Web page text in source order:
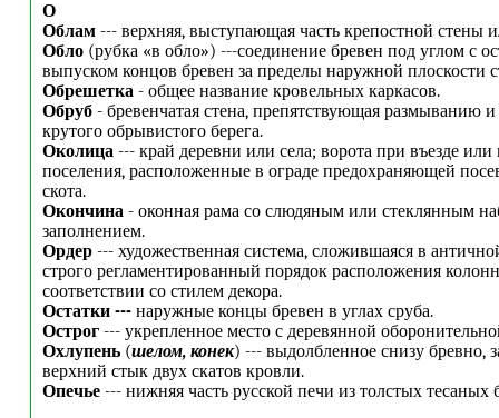
О
Облам--- верхняя, выступающая часть крепостной стены
Обло (рубка «в обло») ---соединение бревен под углом с
выпуском концов бревен за пределы наружной плоскости
Обрешетка- общее название кровельных каркасов.
Обруб- бревенчатая стена, препятствующая размыванию
крутого обрывистого берега.
Околица--- край деревни или села; ворота при въезде или
поселения, расположенные в ограде предохраняющей
скота.
Окончина- оконная рама со слюдяным или стеклянным
заполнением.
Ордер--- художественная система, сложившаяся в
строго регламентированный порядок расположения
соответствии со стилем декора.
Остатки --- наружные концы бревен в углах сруба.
Острог --- укрепленное место с деревянной
Охлупень(шелом, конек) --- выдолбленное снизу бревно,
верхний стык двух скатов кровли.
Опечье--- нижняя часть русской печи из толстых тесаных